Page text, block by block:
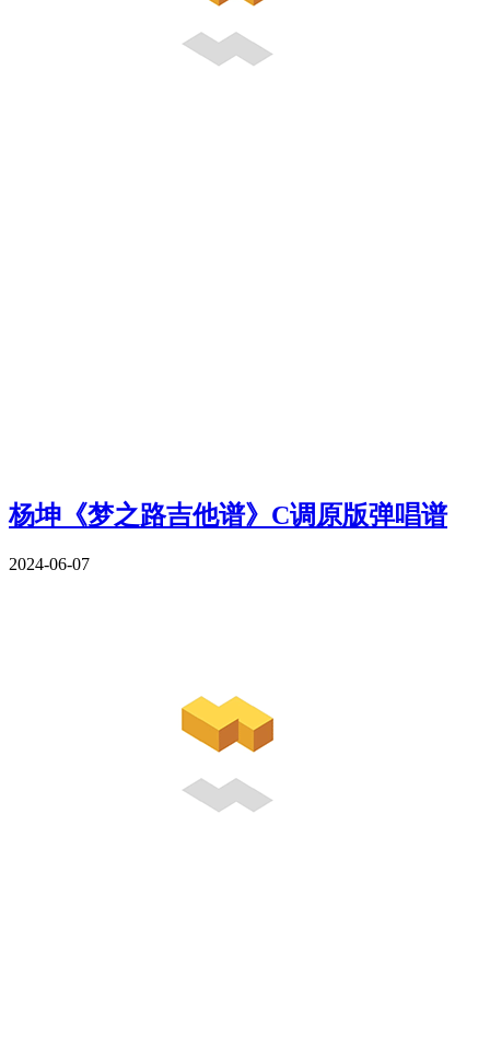
杨坤《梦之路吉他谱》C调原版弹唱谱
2024-06-07